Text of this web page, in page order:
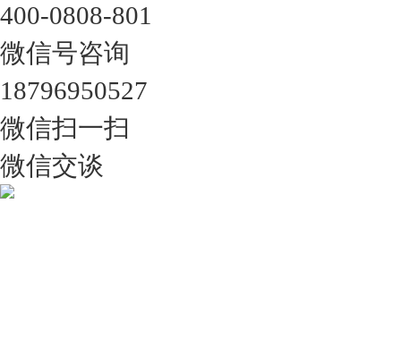
400-0808-801
微信号咨询
18796950527
微信扫一扫
微信交谈